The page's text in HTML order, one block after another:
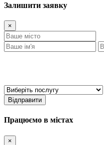
Залишити заявку
×
Відправити
Працюємо в містах
×